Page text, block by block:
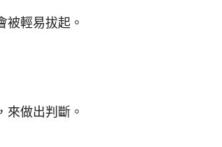
輕易拔起。
做出判斷。